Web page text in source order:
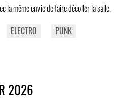
la même envie de faire décoller la salle.
ELECTRO
PUNK
2026